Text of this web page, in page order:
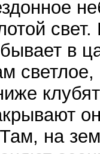
в
Там, на